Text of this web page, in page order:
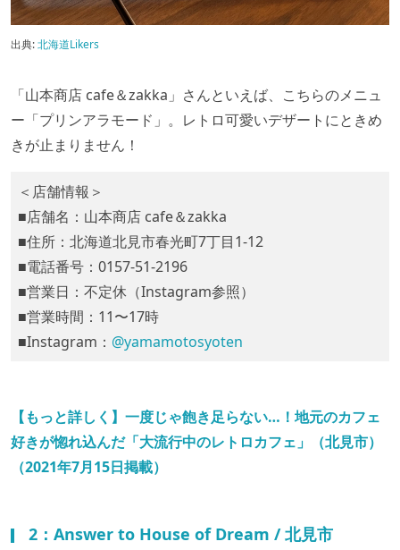
出典:北海道Likers
「山本商店 cafe＆zakka」さんといえば、こちらのメニュ
ー「プリンアラモード」。レトロ可愛いデザートにときめ
きが止まりません！
＜店舗情報＞
■店舗名：山本商店 cafe＆zakka
■住所：北海道北見市春光町7丁目1-12
■電話番号：0157-51-2196
■営業日：不定休（Instagram参照）
■営業時間：11〜17時
■Instagram： @yamamotosyoten
【もっと詳しく】一度じゃ飽き足らない…！地元のカフェ
好きが惚れ込んだ「大流行中のレトロカフェ」（北見市）
（2021年7月15日掲載）
2：Answer to House of Dream / 北見市